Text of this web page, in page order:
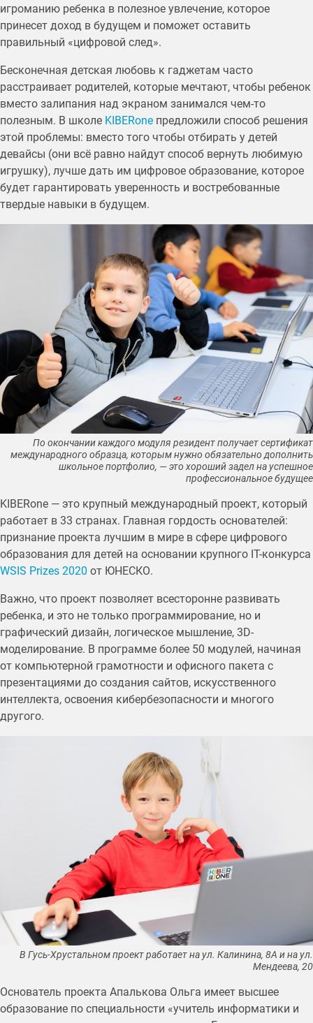
игроманию ребенка в полезное увлечение, которое
принесет доход в будущем и поможет оставить
правильный «цифровой след».
Бесконечная детская любовь к гаджетам часто
расстраивает родителей, которые мечтают, чтобы ребенок
вместо залипания над экраном занимался чем-то
полезным. В школе KIBERone предложили способ решения
этой проблемы: вместо того чтобы отбирать у детей
девайсы (они всё равно найдут способ вернуть любимую
игрушку), лучше дать им цифровое образование, которое
будет гарантировать уверенность и востребованные
твердые навыки в будущем.
По окончании каждого модуля резидент получает сертификат
международного образца, которым нужно обязательно дополнить
школьное портфолио, — это хороший задел на успешное
профессиональное будущее
KIBERone — это крупный международный проект, который
работает в 33 странах. Главная гордость основателей:
признание проекта лучшим в мире в сфере цифрового
образования для детей на основании крупного IT-конкурса
WSIS Prizes 2020 от ЮНЕСКО.
Важно, что проект позволяет всесторонне развивать
ребенка, и это не только программирование, но и
графический дизайн, логическое мышление, 3D-
моделирование. В программе более 50 модулей, начиная
от компьютерной грамотности и офисного пакета с
презентациями до создания сайтов, искусственного
интеллекта, освоения кибербезопасности и многого
другого.
В Гусь-Хрустальном проект работает на ул. Калинина, 8А и на ул.
Мендеева, 20
Основатель проекта Апалькова Ольга имеет высшее
образование по специальности «учитель информатики и